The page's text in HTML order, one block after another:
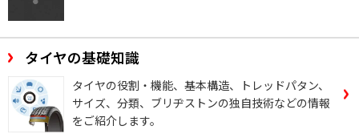
タイヤの基礎知識
タイヤの役割・機能、基本構造、トレッドパタン、
サイズ、分類、ブリヂストンの独自技術などの情報
をご紹介します。